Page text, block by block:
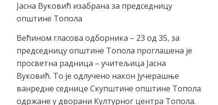
Јасна Вуковић изабрана за председницу
општине Топола
Већином гласова одборника – 23 од 35, за
председницу општине Топола проглашена је
просветна радница – учитељица Јасна
Вуковић. То је одлучено након јучерашње
ванредне седнице Скупштине општине Топола
одржане у дворани Културног центра Топола.